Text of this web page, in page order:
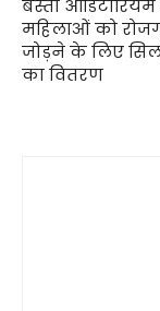
बस्ती ऑडिटोरियम
महिलाओं को
जोड़ने के लिए
का वितरण